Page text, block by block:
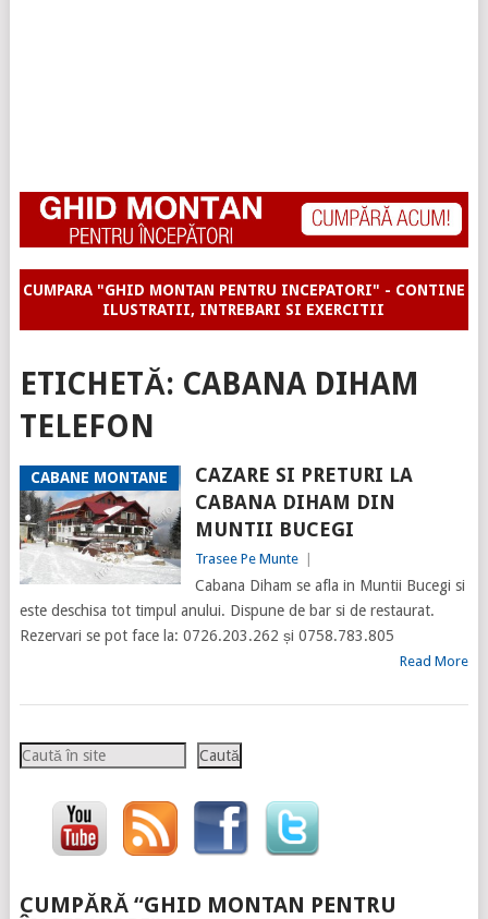
CUMPARA "GHID MONTAN PENTRU INCEPATORI" - CONTINE
ILUSTRATII, INTREBARI SI EXERCITII
ETICHETĂ: CABANA DIHAM
TELEFON
CABANE MONTANE
CAZARE SI PRETURI LA
CABANA DIHAM DIN
MUNTII BUCEGI
Trasee Pe Munte
Cabana Diham se afla in Muntii Bucegi si
este deschisa tot timpul anului. Dispune de bar si de restaurat.
Rezervari se pot face la: 0726.203.262 și 0758.783.805
Read More
Caută Caută
CUMPĂRĂ “GHID MONTAN PENTRU